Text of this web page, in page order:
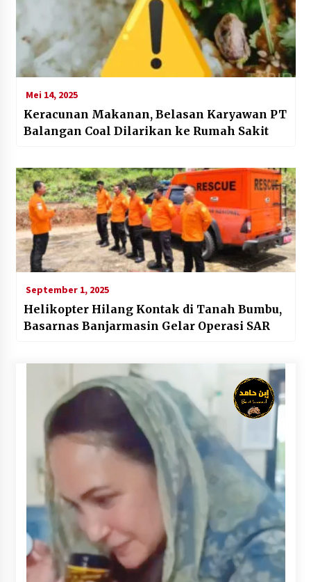
Mei 14, 2025
Keracunan Makanan, Belasan Karyawan PT
Balangan Coal Dilarikan ke Rumah Sakit
September 1, 2025
Helikopter Hilang Kontak di Tanah Bumbu,
Basarnas Banjarmasin Gelar Operasi SAR